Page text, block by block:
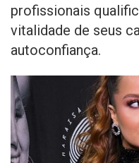
profissionais
vitalidade de seus
autoconfiança.